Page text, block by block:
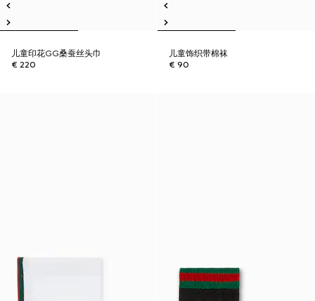
儿童印花GG桑蚕丝头巾
€ 220
儿童饰织带棉袜
€ 90